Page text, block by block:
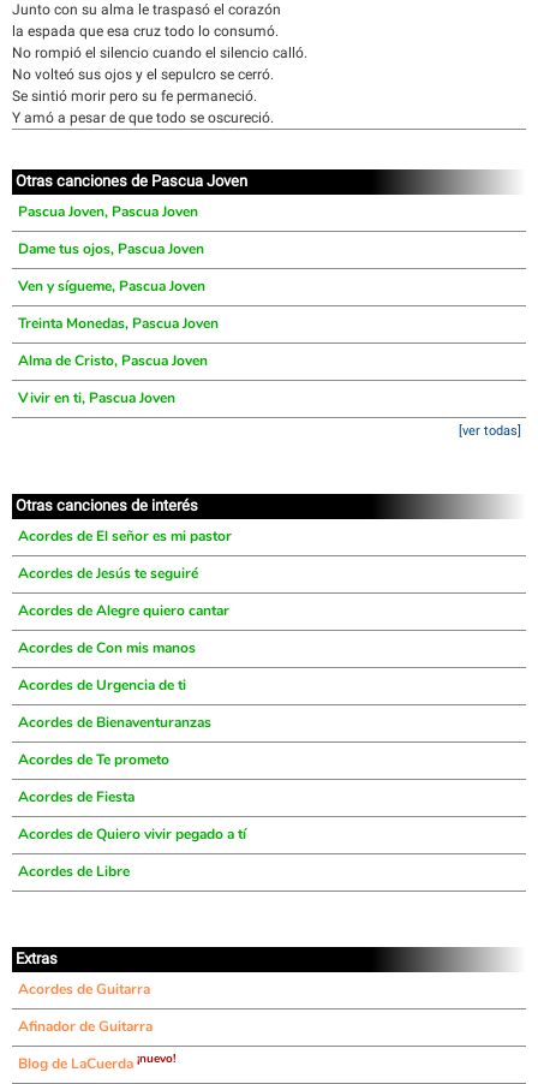
Junto con su alma le traspasó el corazón
la espada que esa cruz todo lo consumó.
No rompió el silencio cuando el silencio calló.
No volteó sus ojos y el sepulcro se cerró.
Se sintió morir pero su fe permaneció.
Y amó a pesar de que todo se oscureció.
Otras canciones de Pascua Joven
Pascua Joven, Pascua Joven
Dame tus ojos, Pascua Joven
Ven y sígueme, Pascua Joven
Treinta Monedas, Pascua Joven
Alma de Cristo, Pascua Joven
Vivir en ti, Pascua Joven
[ver todas]
Otras canciones de interés
Acordes de El señor es mi pastor
Acordes de Jesús te seguiré
Acordes de Alegre quiero cantar
Acordes de Con mis manos
Acordes de Urgencia de ti
Acordes de Bienaventuranzas
Acordes de Te prometo
Acordes de Fiesta
Acordes de Quiero vivir pegado a tí
Acordes de Libre
Extras
Acordes de Guitarra
Afinador de Guitarra
Blog de LaCuerda ¡nuevo!